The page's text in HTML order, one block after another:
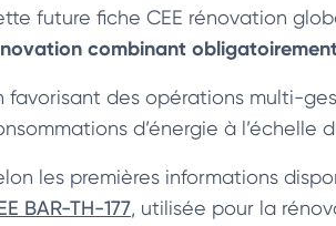
future fiche CEE rénovation
combinant
favorisant des opérations multi-
d’énergie à l’échelle
les premières informations
BAR-TH-177, utilisée pour la